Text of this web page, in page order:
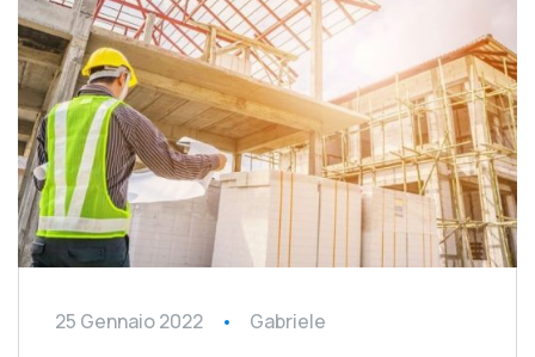
25 Gennaio 2022 Gabriele